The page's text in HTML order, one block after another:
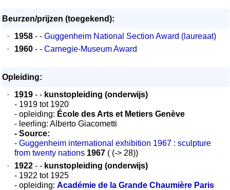
Beurzen/prijzen (toegekend):
·
1958 - - Guggenheim National Section Award (laureaat)
·
1960 - - Carnegie-Museum Award
Opleiding:
·
1919 - - kunstopleiding (onderwijs)
- 1919 tot 1920
- opleiding: École des Arts et Metiers Genève
- leerling: Alberto Giacometti
- Source:
- Guggenheim international exhibition 1967 : sculpture
from twenty nations 1967 ( (-> 28))
·
1922 - - kunstopleiding (onderwijs)
- 1922 tot 1925
- opleiding: Académie de la Grande Chaumière Paris